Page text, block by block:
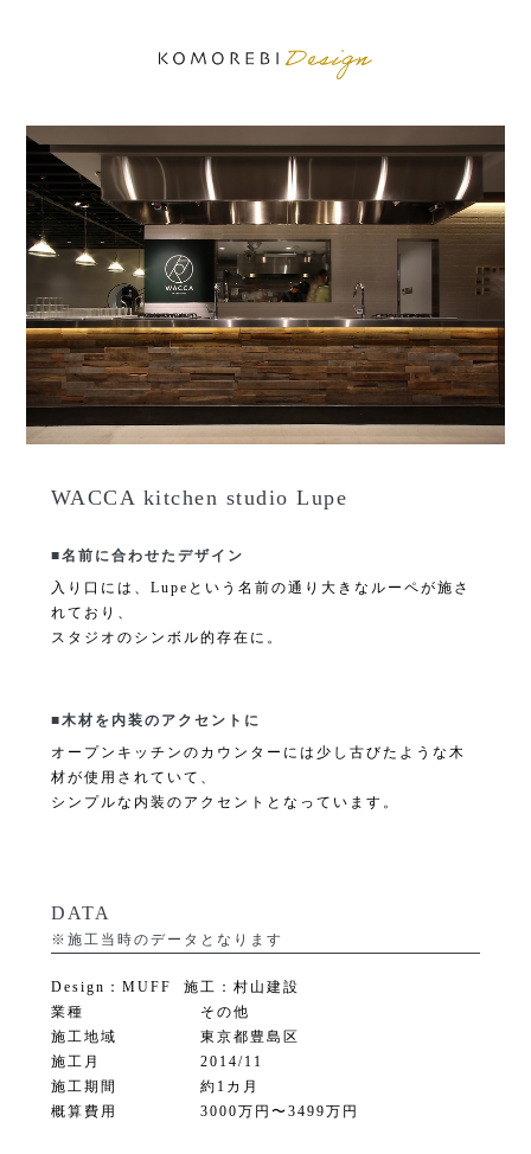
WACCA kitchen studio Lupe
■名前に合わせたデザイン
入り口には、Lupeという名前の通り大きなルーペが施さ
れており、
スタジオのシンボル的存在に。
■木材を内装のアクセントに
オープンキッチンのカウンターには少し古びたような木
材が使用されていて、
シンプルな内装のアクセントとなっています。
DATA
※施工当時のデータとなります
Design：MUFF 施工：村山建設
業種
その他
施工地域
東京都豊島区
施工月
2014/11
施工期間
約1カ月
概算費用
3000万円〜3499万円